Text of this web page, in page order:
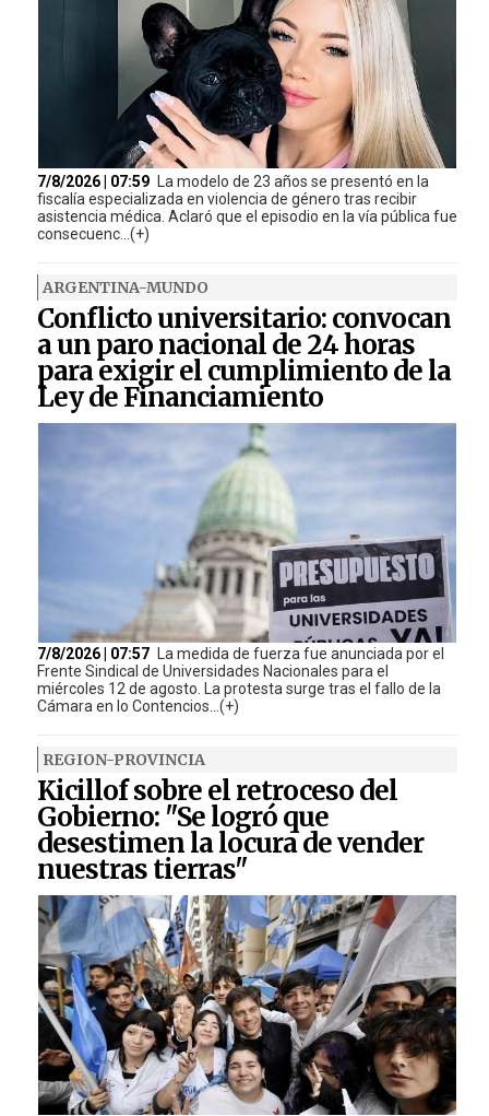
7/8/2026 | 07:59
La modelo de 23 años se presentó en la
fiscalía especializada en violencia de género tras recibir
asistencia médica. Aclaró que el episodio en la vía pública fue
consecuenc...(+)
ARGENTINA-MUNDO
Conflicto universitario: convocan
a un paro nacional de 24 horas
para exigir el cumplimiento de la
Ley de Financiamiento
7/8/2026 | 07:57
La medida de fuerza fue anunciada por el
Frente Sindical de Universidades Nacionales para el
miércoles 12 de agosto. La protesta surge tras el fallo de la
Cámara en lo Contencios...(+)
REGION-PROVINCIA
Kicillof sobre el retroceso del
Gobierno: "Se logró que
desestimen la locura de vender
nuestras tierras"